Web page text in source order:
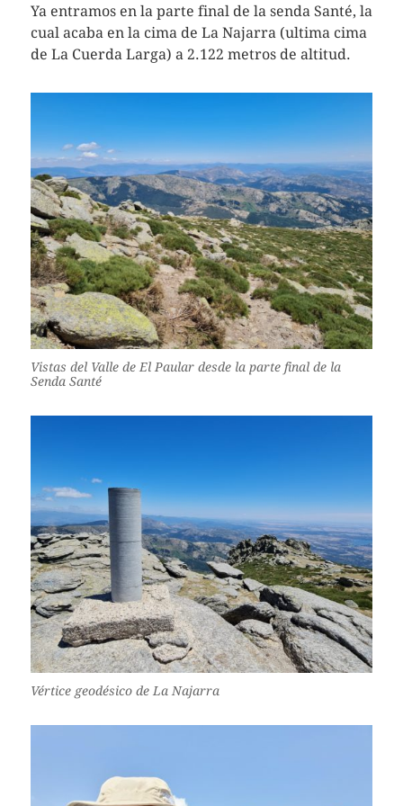
Ya entramos en la parte final de la senda Santé, la
cual acaba en la cima de La Najarra (ultima cima
de La Cuerda Larga) a 2.122 metros de altitud.
Vistas del Valle de El Paular desde la parte final de la
Senda Santé
Vértice geodésico de La Najarra